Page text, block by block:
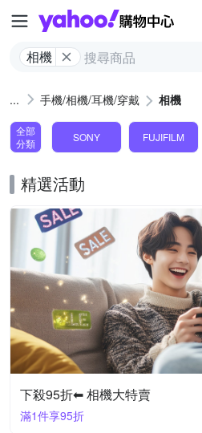
相機
手機/相機/耳機/穿戴 相機
全部
分類
SONY FUJIFILM
精選活動
下殺95折⬅︎ 相機大特賣
滿1件享95折